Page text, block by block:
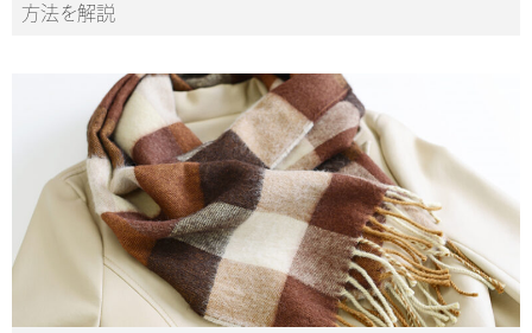
方法を解説